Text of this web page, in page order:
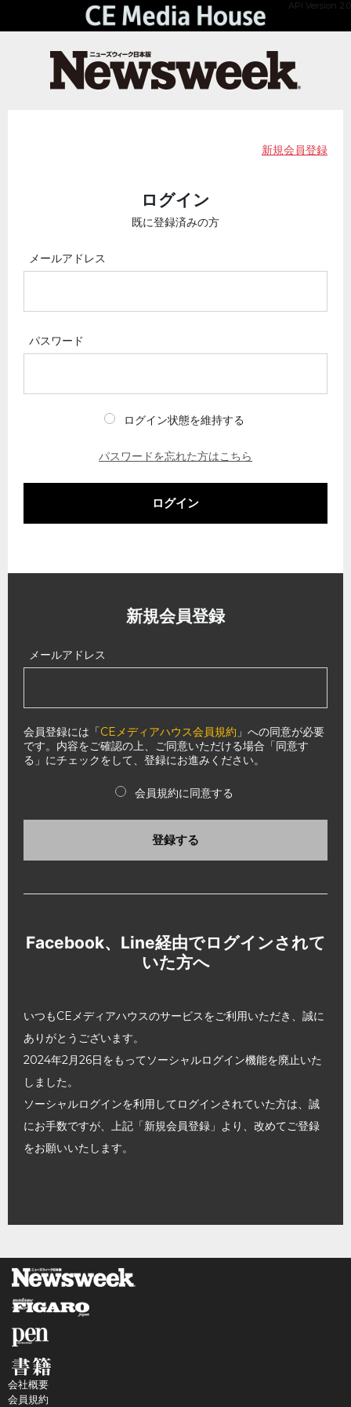
API Version 2.0
新規会員登録
ログイン
既に登録済みの方
メールアドレス
パスワード
ログイン状態を維持する
パスワードを忘れた方はこちら
ログイン
新規会員登録
メールアドレス
会員登録には「CEメディアハウス会員規約 」への同意が必要
です。内容をご確認の上、ご同意いただける場合「同意す
る」にチェックをして、登録にお進みください。
会員規約に同意する
登録する
Facebook、Line経由でログインされて
いた方へ
いつもCEメディアハウスのサービスをご利用いただき、誠に
ありがとうございます。
2024年2月26日をもってソーシャルログイン機能を廃止いた
しました。
ソーシャルログインを利用してログインされていた方は、誠
にお手数ですが、上記「新規会員登録」より、改めてご登録
をお願いいたします。
会社概要
会員規約